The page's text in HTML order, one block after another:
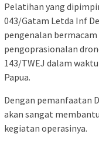
Pelatihan yang
043/Gatam Letda Inf
pengenalan bermacam
pengoprasionalan
143/TWEJ dalam
Papua.
Dengan pemanfaatan
akan sangat
kegiatan operasinya.